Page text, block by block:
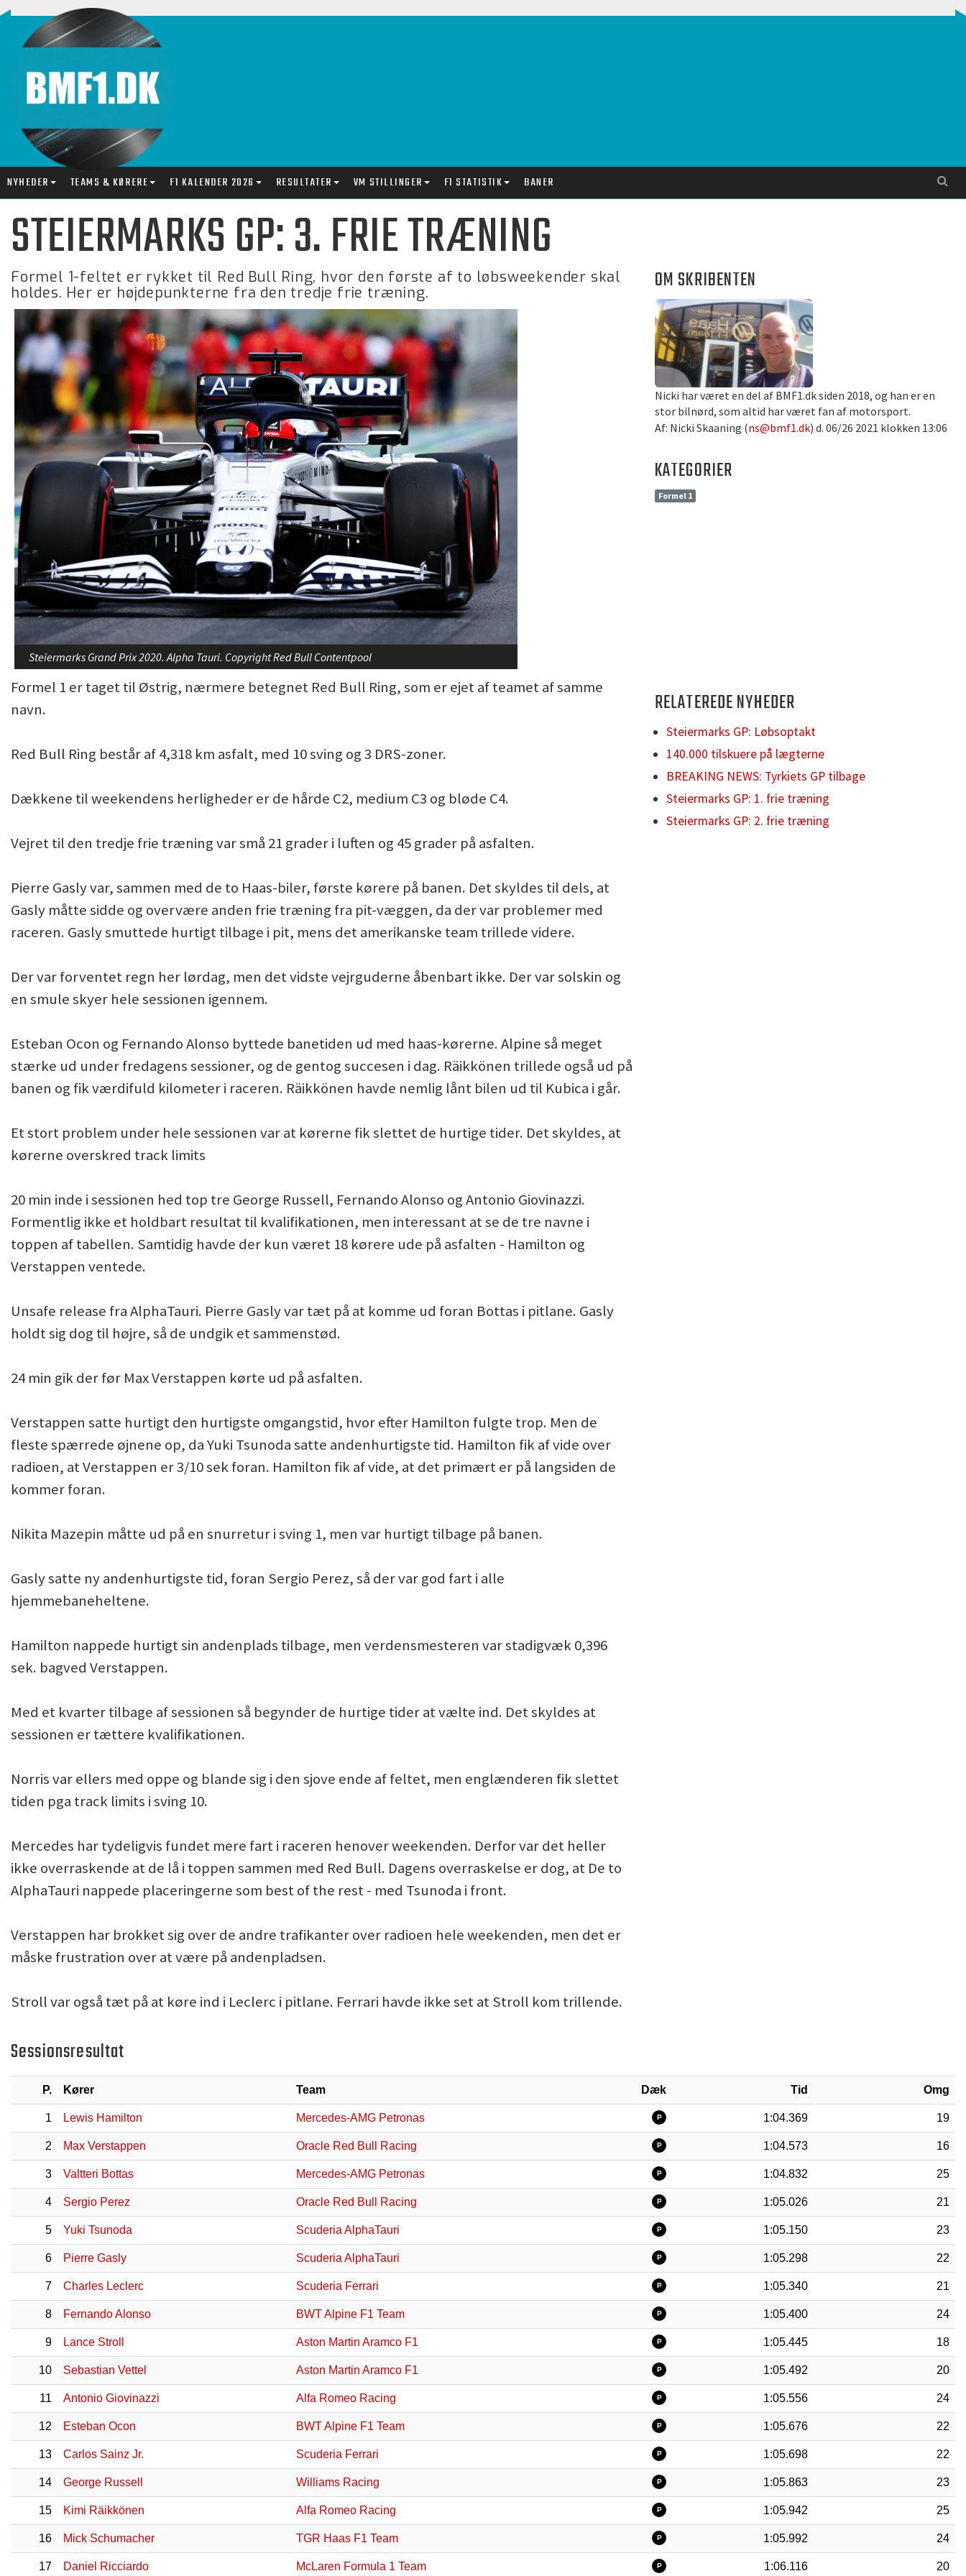
NYHEDER TEAMS & KØRERE F1 KALENDER 2026 RESULTATER VM STILLINGER F1 STATISTIK BANER
STEIERMARKS GP: 3. FRIE TRÆNING
Formel 1-feltet er rykket til Red Bull Ring, hvor den første af to løbsweekender skal
holdes. Her er højdepunkterne fra den tredje frie træning.
Steiermarks Grand Prix 2020. Alpha Tauri. Copyright Red Bull Contentpool
OM SKRIBENTEN
Nicki har været en del af BMF1.dk siden 2018, og han er en
stor bilnørd, som altid har været fan af motorsport.
Af: Nicki Skaaning (ns@bmf1.dk) d. 06/26 2021 klokken 13:06
KATEGORIER
Formel 1
Formel 1 er taget til Østrig, nærmere betegnet Red Bull Ring, som er ejet af teamet af samme
navn.
Red Bull Ring består af 4,318 km asfalt, med 10 sving og 3 DRS-zoner.
Dækkene til weekendens herligheder er de hårde C2, medium C3 og bløde C4.
Vejret til den tredje frie træning var små 21 grader i luften og 45 grader på asfalten.
Pierre Gasly var, sammen med de to Haas-biler, første kørere på banen. Det skyldes til dels, at
Gasly måtte sidde og overvære anden frie træning fra pit-væggen, da der var problemer med
raceren. Gasly smuttede hurtigt tilbage i pit, mens det amerikanske team trillede videre.
Der var forventet regn her lørdag, men det vidste vejrguderne åbenbart ikke. Der var solskin og
en smule skyer hele sessionen igennem.
Esteban Ocon og Fernando Alonso byttede banetiden ud med haas-kørerne. Alpine så meget
stærke ud under fredagens sessioner, og de gentog succesen i dag. Räikkönen trillede også ud på
banen og fik værdifuld kilometer i raceren. Räikkönen havde nemlig lånt bilen ud til Kubica i går.
Et stort problem under hele sessionen var at kørerne fik slettet de hurtige tider. Det skyldes, at
kørerne overskred track limits
20 min inde i sessionen hed top tre George Russell, Fernando Alonso og Antonio Giovinazzi.
Formentlig ikke et holdbart resultat til kvalifikationen, men interessant at se de tre navne i
toppen af tabellen. Samtidig havde der kun været 18 kørere ude på asfalten - Hamilton og
Verstappen ventede.
Unsafe release fra AlphaTauri. Pierre Gasly var tæt på at komme ud foran Bottas i pitlane. Gasly
holdt sig dog til højre, så de undgik et sammenstød.
24 min gik der før Max Verstappen kørte ud på asfalten.
Verstappen satte hurtigt den hurtigste omgangstid, hvor efter Hamilton fulgte trop. Men de
fleste spærrede øjnene op, da Yuki Tsunoda satte andenhurtigste tid. Hamilton fik af vide over
radioen, at Verstappen er 3/10 sek foran. Hamilton fik af vide, at det primært er på langsiden de
kommer foran.
Nikita Mazepin måtte ud på en snurretur i sving 1, men var hurtigt tilbage på banen.
Gasly satte ny andenhurtigste tid, foran Sergio Perez, så der var god fart i alle
hjemmebaneheltene.
Hamilton nappede hurtigt sin andenplads tilbage, men verdensmesteren var stadigvæk 0,396
sek. bagved Verstappen.
Med et kvarter tilbage af sessionen så begynder de hurtige tider at vælte ind. Det skyldes at
sessionen er tættere kvalifikationen.
Norris var ellers med oppe og blande sig i den sjove ende af feltet, men englænderen fik slettet
tiden pga track limits i sving 10.
Mercedes har tydeligvis fundet mere fart i raceren henover weekenden. Derfor var det heller
ikke overraskende at de lå i toppen sammen med Red Bull. Dagens overraskelse er dog, at De to
AlphaTauri nappede placeringerne som best of the rest - med Tsunoda i front.
Verstappen har brokket sig over de andre trafikanter over radioen hele weekenden, men det er
måske frustration over at være på andenpladsen.
Stroll var også tæt på at køre ind i Leclerc i pitlane. Ferrari havde ikke set at Stroll kom trillende.
RELATEREDE NYHEDER
Steiermarks GP: Løbsoptakt
140.000 tilskuere på lægterne
BREAKING NEWS: Tyrkiets GP tilbage
Steiermarks GP: 1. frie træning
Steiermarks GP: 2. frie træning
Sessionsresultat
P. Kører Team Dæk Tid Omg
1 Lewis Hamilton Mercedes-AMG Petronas P 1:04.369 19
2 Max Verstappen Oracle Red Bull Racing P 1:04.573 16
3 Valtteri Bottas Mercedes-AMG Petronas P 1:04.832 25
4 Sergio Perez Oracle Red Bull Racing P 1:05.026 21
5 Yuki Tsunoda Scuderia AlphaTauri P 1:05.150 23
6 Pierre Gasly Scuderia AlphaTauri P 1:05.298 22
7 Charles Leclerc Scuderia Ferrari P 1:05.340 21
8 Fernando Alonso BWT Alpine F1 Team P 1:05.400 24
9 Lance Stroll Aston Martin Aramco F1 P 1:05.445 18
10 Sebastian Vettel Aston Martin Aramco F1 P 1:05.492 20
11 Antonio Giovinazzi Alfa Romeo Racing P 1:05.556 24
12 Esteban Ocon BWT Alpine F1 Team P 1:05.676 22
13 Carlos Sainz Jr. Scuderia Ferrari P 1:05.698 22
14 George Russell Williams Racing P 1:05.863 23
15 Kimi Räikkönen Alfa Romeo Racing P 1:05.942 25
16 Mick Schumacher TGR Haas F1 Team P 1:05.992 24
17 Daniel Ricciardo McLaren Formula 1 Team P 1:06.116 20